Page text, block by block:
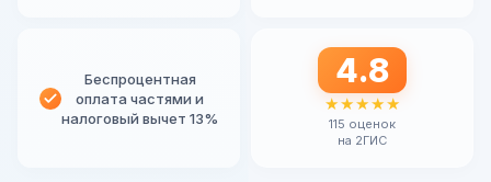
Беспроцентная
оплата частями и
налоговый вычет 13%
4.8
★★★★★
115 оценок
на 2ГИС